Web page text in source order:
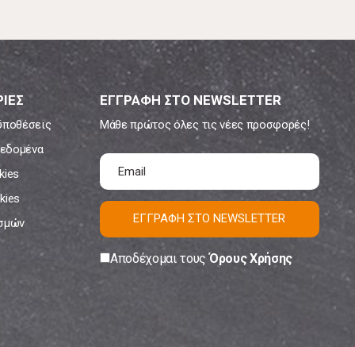
ΕΓΓΡΑΦΗ ΣΤΟ NEWSLETTER
Μάθε πρώτος όλες τις νέες προσφορές!
ΕΓΓΡΑΦΗ ΣΤΟ NEWSLETTER
Αποδέχομαι τουςΌρους Χρήσης